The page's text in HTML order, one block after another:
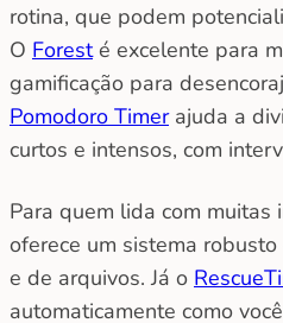
rotina, que podem
O Foresté excelente para
gamificação para
Pomodoro Timerajuda a
curtos e intensos, com
Para quem lida com muitas
oferece um sistema
e de arquivos. Já o
automaticamente como